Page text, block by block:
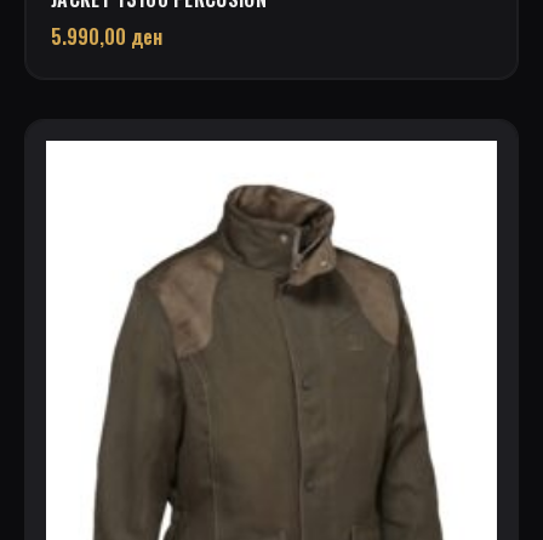
5.990,00 ден